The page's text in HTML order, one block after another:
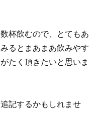
杯飲むので、とてもあ
るとまあまあ飲みやす
たく頂きたいと思いま
記するかもしれませ